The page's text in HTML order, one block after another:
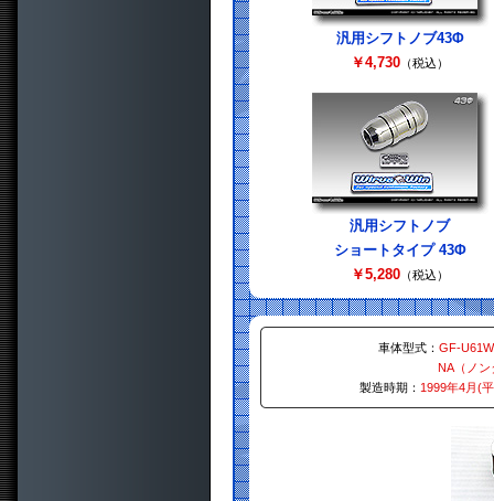
汎用シフトノブ43Φ
￥4,730 （税込）
汎用シフトノブ
ショートタイプ 43Φ
￥5,280 （税込）
車体型式： GF-U61W
NA（ノン
製造時期： 1999年4月(